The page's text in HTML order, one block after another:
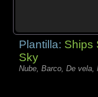
Plantilla: Ships
Sky
Nube, Barco, De vela,